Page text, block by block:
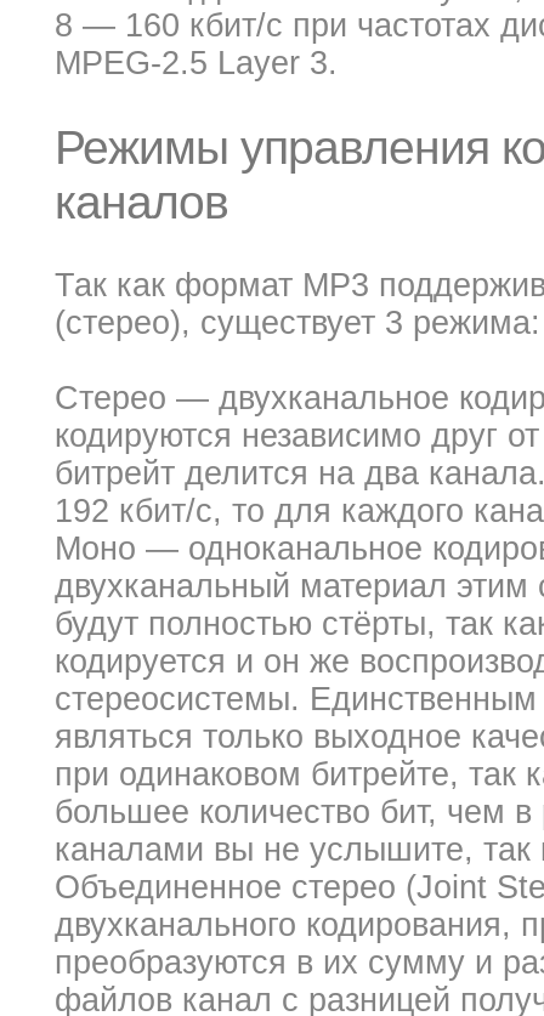
8 — 160 кбит/c при частотах
MPEG-2.5 Layer 3.
Режимы управления
каналов
Так как формат MP3
(стерео), существует 3 режима:
Стерео — двухканальное
кодируются независимо друг
битрейт делится на два
192 кбит/c, то для каждого
Моно — одноканальное
двухканальный материал
будут полностью стёрты, так
кодируется и он же
стереосистемы.
являться только выходное
при одинаковом битрейте, так
большее количество бит, чем
каналами вы не услышите, так
Объединенное стерео (Joint
двухканального кодирования,
преобразуются в их сумму и
файлов канал с разницей